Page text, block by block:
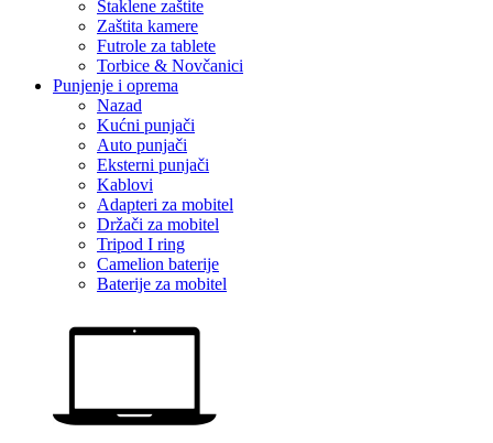
Staklene zaštite
Zaštita kamere
Futrole za tablete
Torbice & Novčanici
Punjenje i oprema
Nazad
Kućni punjači
Auto punjači
Eksterni punjači
Kablovi
Adapteri za mobitel
Držači za mobitel
Tripod I ring
Camelion baterije
Baterije za mobitel